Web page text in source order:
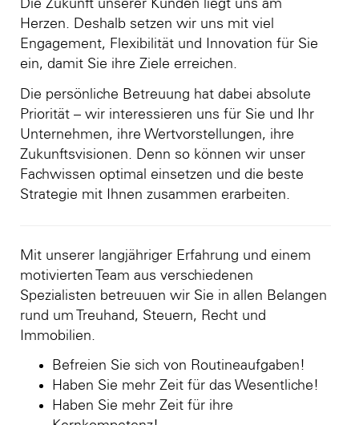
Die Zukunft unserer Kunden liegt uns am
Herzen. Deshalb setzen wir uns mit viel
Engagement, Flexibilität und Innovation für Sie
ein, damit Sie ihre Ziele erreichen.
Die persönliche Betreuung hat dabei absolute
Priorität – wir interessieren uns für Sie und Ihr
Unternehmen, ihre Wertvorstellungen, ihre
Zukunftsvisionen. Denn so können wir unser
Fachwissen optimal einsetzen und die beste
Strategie mit Ihnen zusammen erarbeiten.
Mit unserer langjähriger Erfahrung und einem
motivierten Team aus verschiedenen
Spezialisten betreuuen wir Sie in allen Belangen
rund um Treuhand, Steuern, Recht und
Immobilien.
Befreien Sie sich von Routineaufgaben!
Haben Sie mehr Zeit für das Wesentliche!
Haben Sie mehr Zeit für ihre